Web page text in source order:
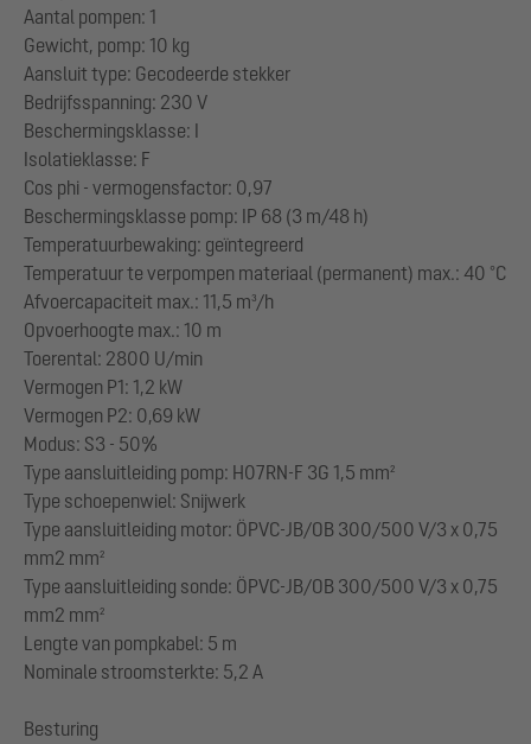
Aantal pompen: 1
Gewicht, pomp: 10 kg
Aansluit type: Gecodeerde stekker
Bedrijfsspanning: 230 V
Beschermingsklasse: I
Isolatieklasse: F
Cos phi - vermogensfactor: 0,97
Beschermingsklasse pomp: IP 68 (3 m/48 h)
Temperatuurbewaking: geïntegreerd
Temperatuur te verpompen materiaal (permanent) max.: 40 °C
Afvoercapaciteit max.: 11,5 m³/h
Opvoerhoogte max.: 10 m
Toerental: 2800 U/min
Vermogen P1: 1,2 kW
Vermogen P2: 0,69 kW
Modus: S3 - 50%
Type aansluitleiding pomp: H07RN-F 3G 1,5 mm²
Type schoepenwiel: Snijwerk
Type aansluitleiding motor: ÖPVC-JB/OB 300/500 V/3 x 0,75
mm2 mm²
Type aansluitleiding sonde: ÖPVC-JB/OB 300/500 V/3 x 0,75
mm2 mm²
Lengte van pompkabel: 5 m
Nominale stroomsterkte: 5,2 A
Besturing